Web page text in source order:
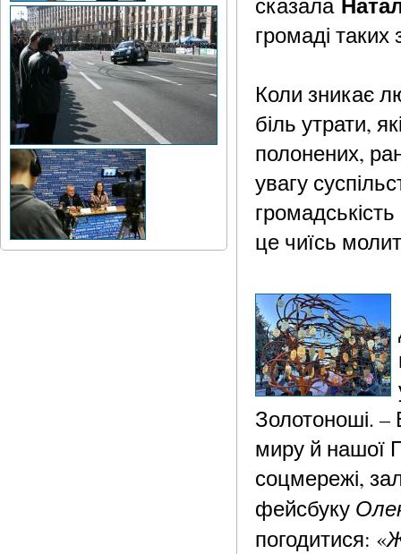
громаді таких
Коли зникає
біль утрати,
полонених,
увагу
це чиїсь
Золотоноші.
миру й нашої
соцмережі,
фейсбуку
погодитися: «